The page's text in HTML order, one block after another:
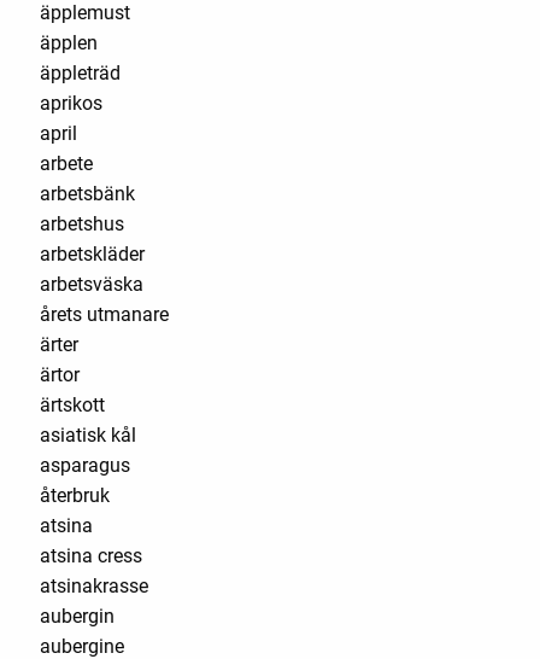
äpplemust
äpplen
äppleträd
aprikos
april
arbete
arbetsbänk
arbetshus
arbetskläder
arbetsväska
årets utmanare
ärter
ärtor
ärtskott
asiatisk kål
asparagus
återbruk
atsina
atsina cress
atsinakrasse
aubergin
aubergine